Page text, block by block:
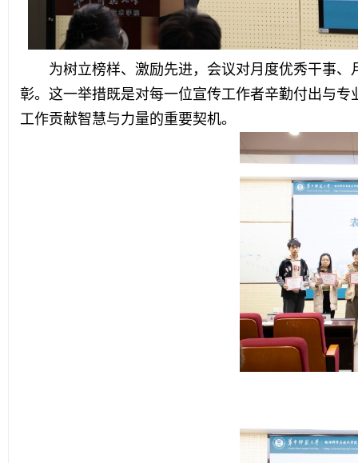
为树立榜样、激励先进，会议对月度优秀干事
彰。这一举措既是对每一位宣传工作者辛勤付出与
工作贡献智慧与力量的重要契机。